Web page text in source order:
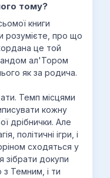
тому?
книги
розумієте, про що
це той
ал'Тором
як за родича.
Темп місцями
кожну
дрібнички. Але
політичні ігри, і
сходяться у
зібрати докупи
з Темним, і ти